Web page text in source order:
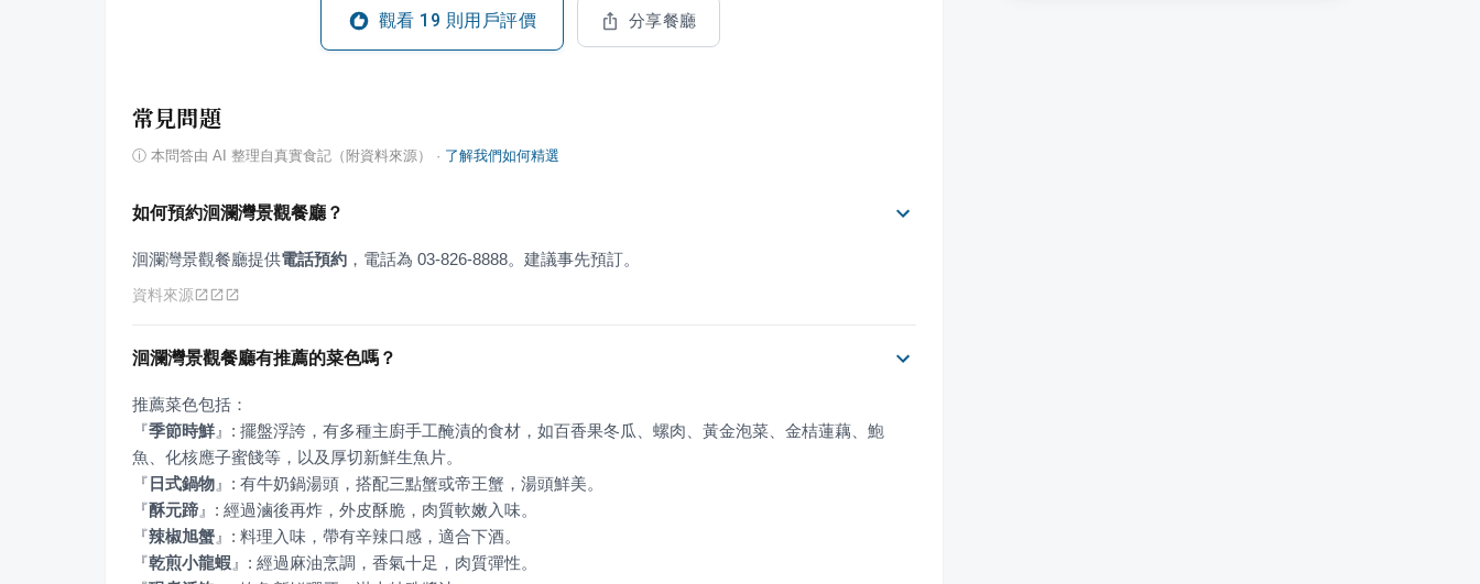
觀看 19 則用戶評價 分享餐廳
常見問題
ⓘ 本問答由 AI 整理自真實食記（附資料來源） · 了解我們如何精選
如何預約洄瀾灣景觀餐廳？
洄瀾灣景觀餐廳提供電話預約 ，電話為 03-826-8888。建議事先預訂。
資料來源
洄瀾灣景觀餐廳有推薦的菜色嗎？
『季節時鮮』 : 擺盤浮誇，有多種主廚手工醃漬的食材，如百香果冬瓜、螺肉、黃金泡菜、金桔蓮藕、鮑
『 日式鍋物 』
『酥元蹄 』
『辣椒旭蟹 』
『乾煎小龍蝦 』